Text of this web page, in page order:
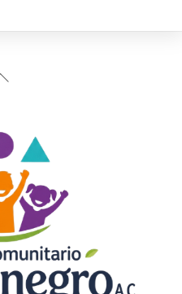
Back